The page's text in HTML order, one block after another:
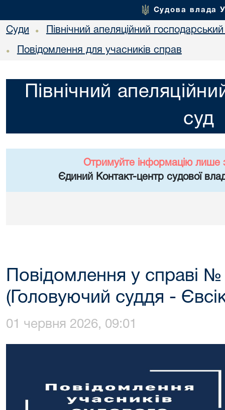
Судова влада
Суди • Північний апеляційний
• Повідомлення для учасників справ
Північний
суд
Отримуйте інформацію лише
Єдиний Контакт-центр судової
Повідомлення у справі
(Головуючий суддя -
01 червня 2026, 09:01